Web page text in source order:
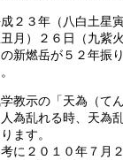
２３年（八白土星
月）２６日（九紫
新燃岳が５２年振
教示の「天為（て
為乱れる時、天為
ます。
に２０１０年７月